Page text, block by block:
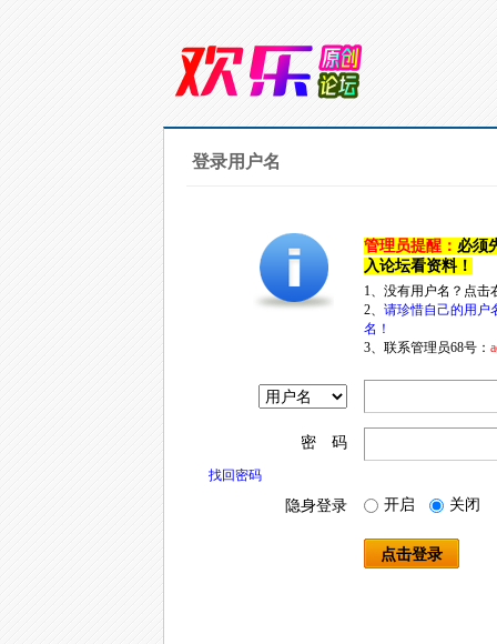
登录用户名
管理员提醒： 必须
入论坛看资料！
1、没有用户名？点
2、 请珍惜自己的用户
名！
3、联系管理员68号：
密 码
找回密码
隐身登录 开启 关闭
点击登录